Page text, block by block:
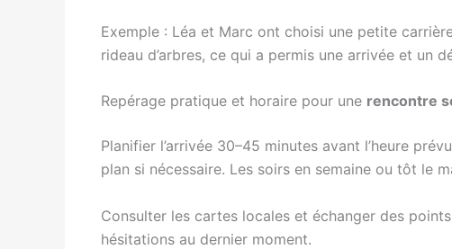
Exemple : Léa et Marc ont choisi une petite
rideau d’arbres, ce qui a permis une arrivée et un
Repérage pratique et horaire pour une rencontre
Planifier l’arrivée 30–45 minutes avant l’heure
plan si nécessaire. Les soirs en semaine ou tôt le
Consulter les cartes locales et échanger des
hésitations au dernier moment.